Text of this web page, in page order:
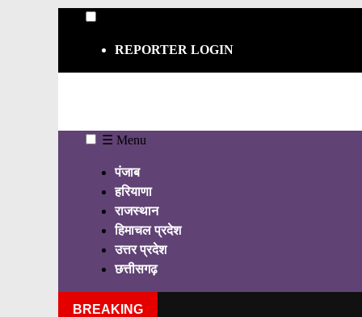
REPORTER LOGIN
☰ Menu
पंजाब
हरियाणा
राजस्थान
हिमाचल प्रदेश
उत्तर प्रदेश
छत्तीसगढ़
BREAKING